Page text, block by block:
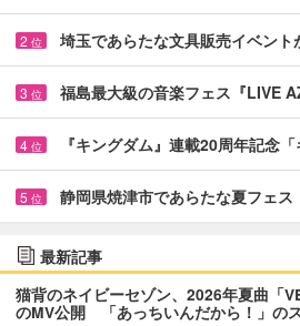
2 位 埼玉であらたな文具販売イベン
3 位 福島最大級の音楽フェス『LIVE
4 位 『キングダム』連載20周年記念
5 位 静岡県焼津市であらたな夏フェ
最新記事
猫背のネイビーセゾン、2026年夏曲「
のMV公開 「あっちいんだから！」の